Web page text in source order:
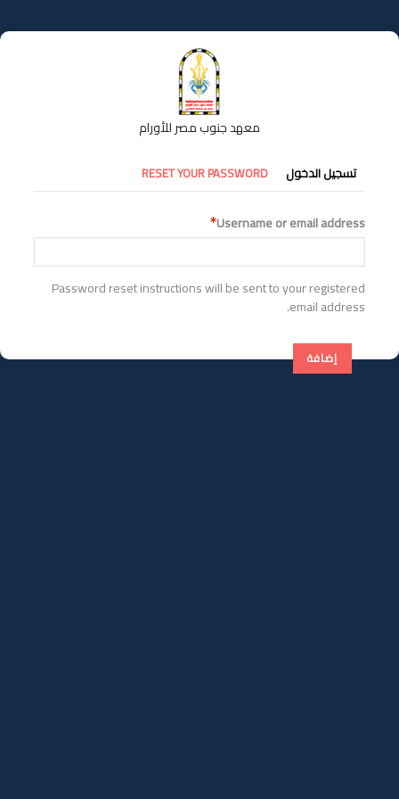
إلى
المحتوى
معهد جنوب مصر للأورام
التبويبات
الأساسية
تسجيل الدخول RESET YOUR PASSWORD
Username or email address
Password reset instructions will be sent to your registered
email address.